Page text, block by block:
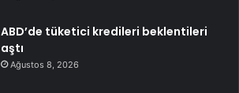
ABD’de tüketici kredileri beklentileri
aştı
Ağustos 8, 2026